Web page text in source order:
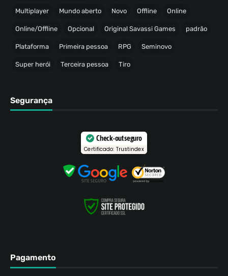
Multiplayer Mundo aberto Novo Offline Online
Online/Offline Opcional Original Savassi Games padrão
Plataforma Primeira pessoa RPG Seminovo
Super herói Terceira pessoa Tiro
Segurança
Check-out seguro
Certificado: Trustindex
Pagamento